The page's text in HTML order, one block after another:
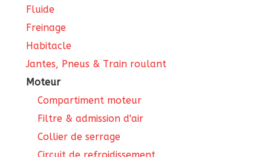
Fluide
Freinage
Habitacle
Jantes, Pneus & Train roulant
Moteur
Compartiment moteur
Filtre & admission d'air
Collier de serrage